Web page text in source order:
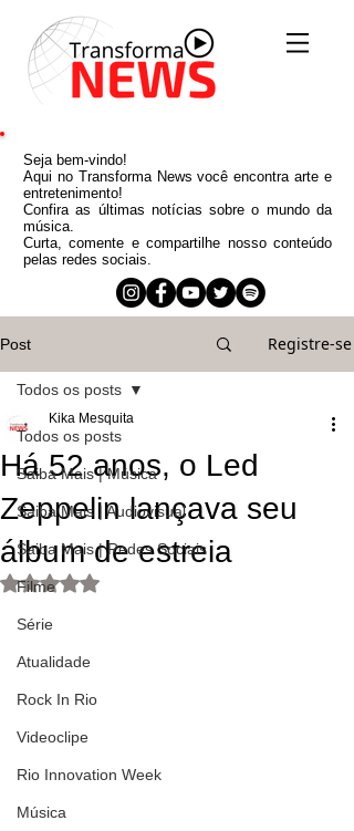
Seja bem-vindo!
Aqui no Transforma News você encontra arte e
entretenimento!
Confira as últimas notícias sobre o mundo da
música.
Curta, comente e compartilhe nosso conteúdo
pelas redes sociais.
Post Registre-se
Todos os posts
Saiba Mais | Música
Saiba Mais | Audiovisual
Saiba Mais | Redes Sociais
Filme
Série
Atualidade
Rock In Rio
Videoclipe
Rio Innovation Week
Música
Todos os posts
Há 52 anos, o Led
Zeppelin lançava seu
álbum de estreia
Kika Mesquita
Avaliado com NaN de 5 estrelas.